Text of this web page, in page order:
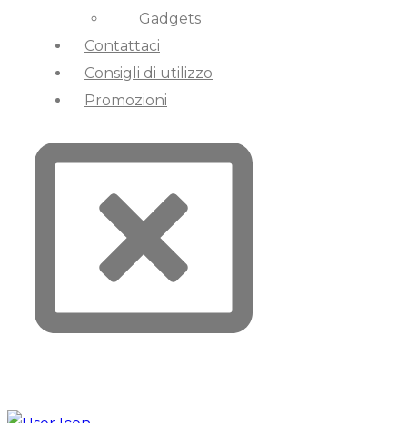
Gadgets
Contattaci
Consigli di utilizzo
Promozioni